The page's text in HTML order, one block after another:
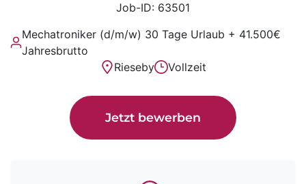
Job-ID: 63501
Mechatroniker (d/m/w) 30 Tage Urlaub + 41.500€
Jahresbrutto
Rieseby
Vollzeit
Jetzt bewerben